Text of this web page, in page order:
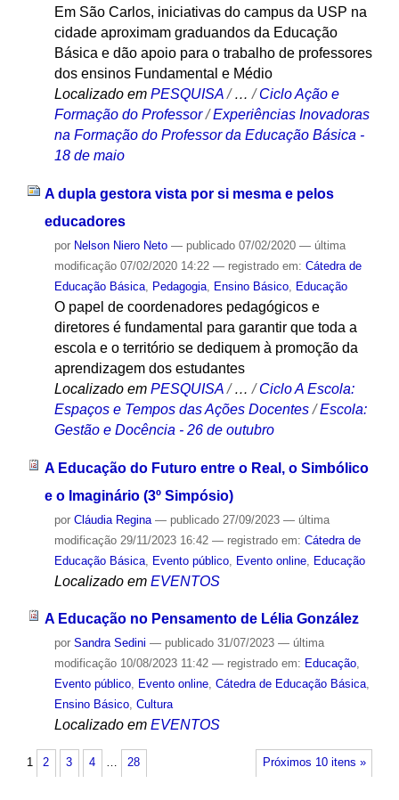
Em São Carlos, iniciativas do campus da USP na
cidade aproximam graduandos da Educação
Básica e dão apoio para o trabalho de professores
dos ensinos Fundamental e Médio
Localizado em PESQUISA /…/Ciclo Ação e
Formação do Professor /Experiências Inovadoras
na Formação do Professor da Educação Básica -
18 de maio
A dupla gestora vista por si mesma e pelos
educadores
por Nelson Niero Neto — publicado07/02/2020 — última
modificação07/02/2020 14:22 — registrado em: Cátedra de
Educação Básica, Pedagogia, Ensino Básico, Educação
O papel de coordenadores pedagógicos e
diretores é fundamental para garantir que toda a
escola e o território se dediquem à promoção da
aprendizagem dos estudantes
Localizado em PESQUISA /…/Ciclo A Escola:
Espaços e Tempos das Ações Docentes /Escola:
Gestão e Docência - 26 de outubro
A Educação do Futuro entre o Real, o Simbólico
e o Imaginário (3º Simpósio)
por Cláudia Regina — publicado27/09/2023 — última
modificação29/11/2023 16:42 — registrado em: Cátedra de
Educação Básica, Evento público, Evento online, Educação
Localizado em EVENTOS
A Educação no Pensamento de Lélia González
por Sandra Sedini — publicado31/07/2023 — última
modificação10/08/2023 11:42 — registrado em: Educação,
Evento público, Evento online, Cátedra de Educação Básica,
Ensino Básico, Cultura
Localizado em EVENTOS
Próximos 10 itens »
1 2 3 4 … 28